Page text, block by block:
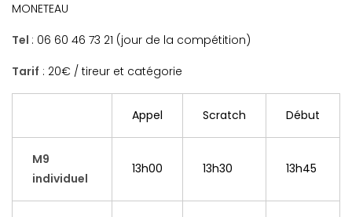
MONETEAU
Tel : 06 60 46 73 21 (jour de la compétition)
Tarif : 20€ / tireur et catégorie
Appel Scratch Début
M9
individuel
13h00 13h30 13h45